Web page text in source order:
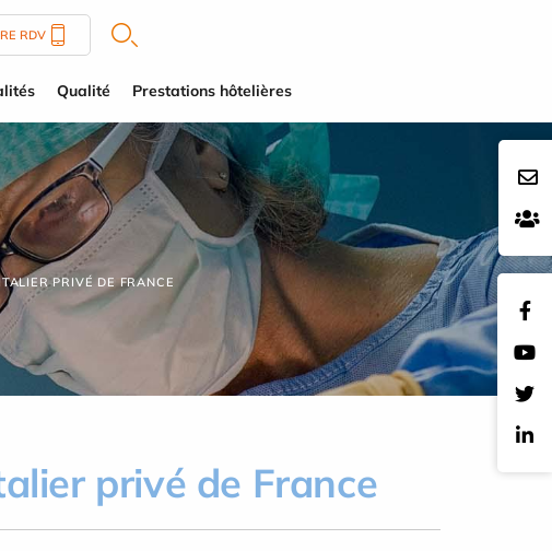
RDV
Qualité Prestations hôtelières
PRIVÉ DE FRANCE
privé de France